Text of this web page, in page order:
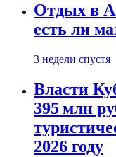
Отдых в
есть ли
3 недели спустя
Власти
395 млн
2026 году